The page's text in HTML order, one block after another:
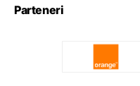
Parteneri